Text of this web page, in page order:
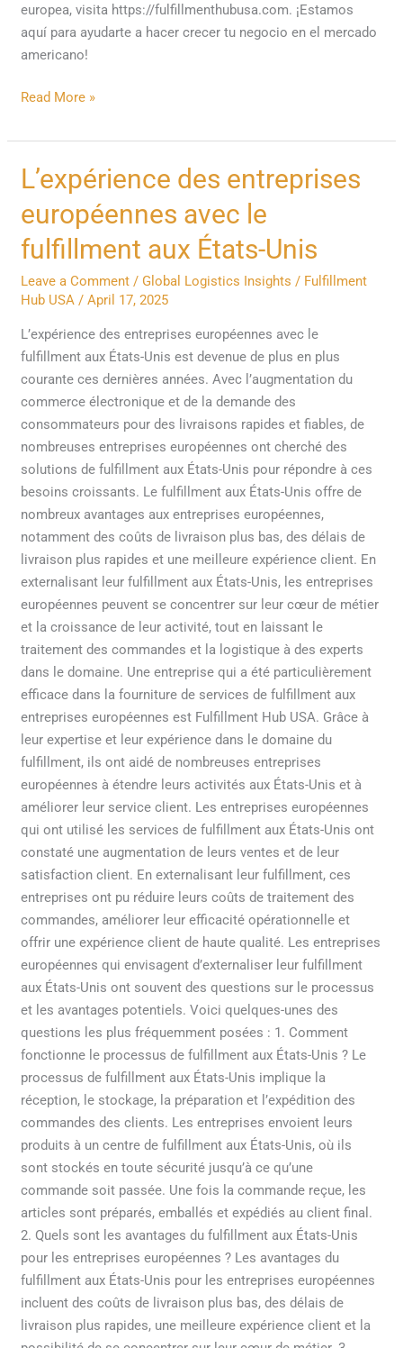
europea, visita https://fulfillmenthubusa.com. ¡Estamos
aquí para ayudarte a hacer crecer tu negocio en el mercado
americano!
Read More »
L’expérience des entreprises
européennes avec le
fulfillment aux États-Unis
Leave a Comment / Global Logistics Insights / Fulfillment
Hub USA/April 17, 2025
L’expérience des entreprises européennes avec le
fulfillment aux États-Unis est devenue de plus en plus
courante ces dernières années. Avec l’augmentation du
commerce électronique et de la demande des
consommateurs pour des livraisons rapides et fiables, de
nombreuses entreprises européennes ont cherché des
solutions de fulfillment aux États-Unis pour répondre à ces
besoins croissants. Le fulfillment aux États-Unis offre de
nombreux avantages aux entreprises européennes,
notamment des coûts de livraison plus bas, des délais de
livraison plus rapides et une meilleure expérience client. En
externalisant leur fulfillment aux États-Unis, les entreprises
européennes peuvent se concentrer sur leur cœur de métier
et la croissance de leur activité, tout en laissant le
traitement des commandes et la logistique à des experts
dans le domaine. Une entreprise qui a été particulièrement
efficace dans la fourniture de services de fulfillment aux
entreprises européennes est Fulfillment Hub USA. Grâce à
leur expertise et leur expérience dans le domaine du
fulfillment, ils ont aidé de nombreuses entreprises
européennes à étendre leurs activités aux États-Unis et à
améliorer leur service client. Les entreprises européennes
qui ont utilisé les services de fulfillment aux États-Unis ont
constaté une augmentation de leurs ventes et de leur
satisfaction client. En externalisant leur fulfillment, ces
entreprises ont pu réduire leurs coûts de traitement des
commandes, améliorer leur efficacité opérationnelle et
offrir une expérience client de haute qualité. Les entreprises
européennes qui envisagent d’externaliser leur fulfillment
aux États-Unis ont souvent des questions sur le processus
et les avantages potentiels. Voici quelques-unes des
questions les plus fréquemment posées : 1. Comment
fonctionne le processus de fulfillment aux États-Unis ? Le
processus de fulfillment aux États-Unis implique la
réception, le stockage, la préparation et l’expédition des
commandes des clients. Les entreprises envoient leurs
produits à un centre de fulfillment aux États-Unis, où ils
sont stockés en toute sécurité jusqu’à ce qu’une
commande soit passée. Une fois la commande reçue, les
articles sont préparés, emballés et expédiés au client final.
2. Quels sont les avantages du fulfillment aux États-Unis
pour les entreprises européennes ? Les avantages du
fulfillment aux États-Unis pour les entreprises européennes
incluent des coûts de livraison plus bas, des délais de
livraison plus rapides, une meilleure expérience client et la
L’expérience
des
entreprises
européennes
avec
le
fulfillment
aux
États-
Unis